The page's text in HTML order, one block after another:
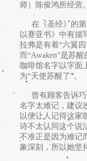
师）陈俊鸿所经营。
在《圣经》的第
以赛亚书》中有描
拉弗是有着“六翼四
而“Awaken”是苏
咖啡馆名字以字面
为“天使苏醒了”。
曾有顾客告诉巧
名字太难记，建议
以便让人记得这家
诗不太认同这个说
不准正是因为难记
象深刻，所以她坚